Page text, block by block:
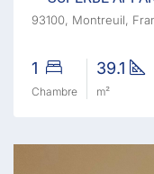
93100, Montreuil,
1
Chambre
39.1
m²